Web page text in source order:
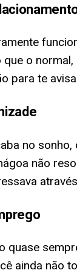
o
para te
no
não
quase
ainda não